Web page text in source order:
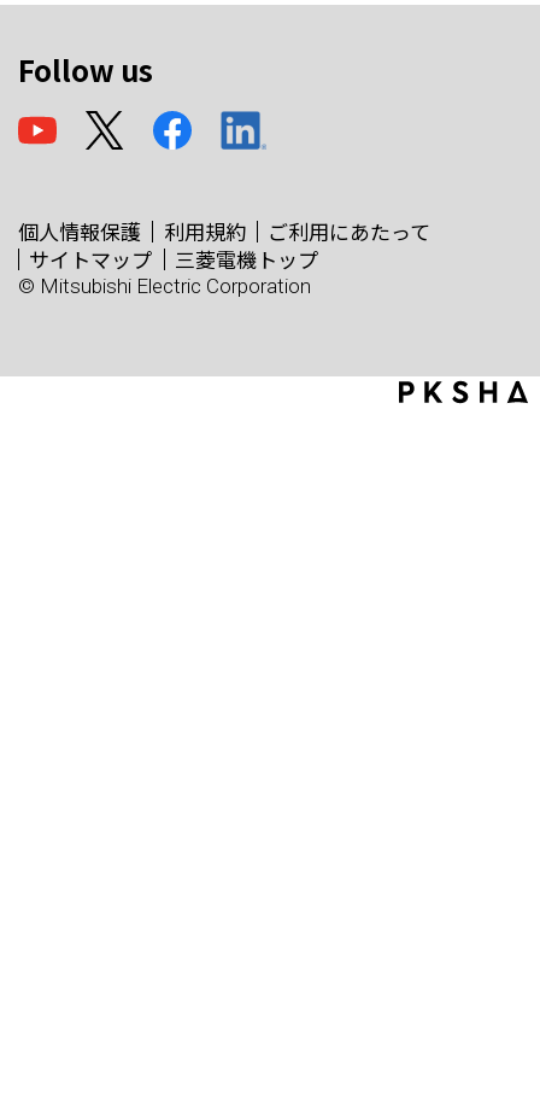
Follow us
個人情報保護 利用規約
ご利用にあたって
サイトマップ
三菱電機トップ
© Mitsubishi Electric Corporation